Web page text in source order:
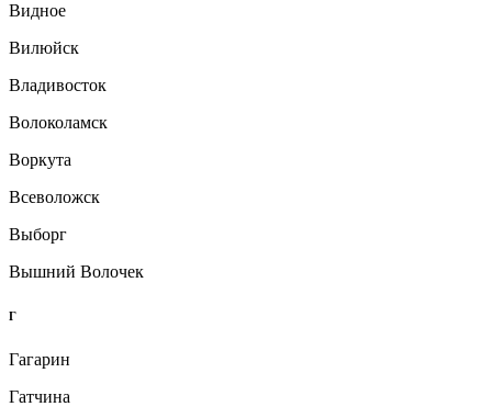
Видное
Вилюйск
Владивосток
Волоколамск
Воркута
Всеволожск
Выборг
Вышний Волочек
Г
Гагарин
Гатчина